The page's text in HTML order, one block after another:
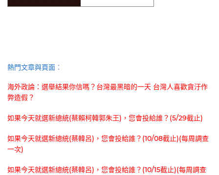
熱門文章與頁面︰
海外政論：選舉結果你信嗎？台灣最黑暗的一天 台灣人喜歡貪汙作
弊造假？
如果今天就選新總統(蔡賴柯韓郭朱王)，您會投給誰？(5/29截止)
如果今天就選新總統(蔡韓呂)，您會投給誰？(10/08截止)(每周調查
一次)
如果今天就選新總統(蔡韓呂)，您會投給誰？(10/15截止)(每周調查